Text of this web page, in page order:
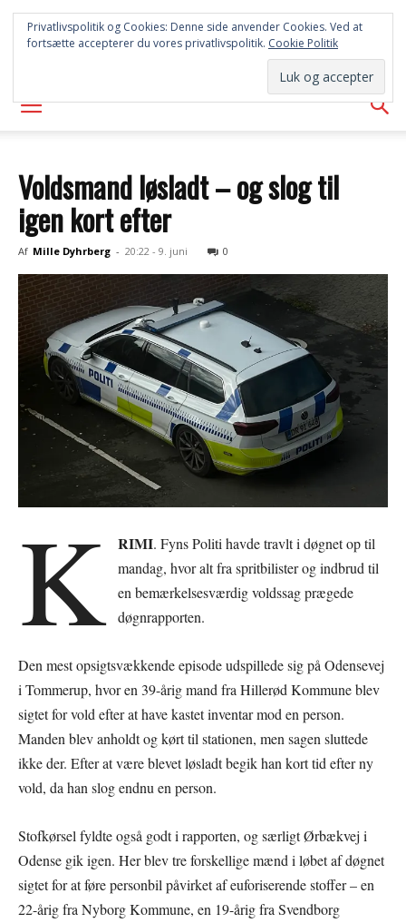
SYD
AVISEN
Voldsmand løsladt – og slog til
igen kort efter
Af Mille Dyhrberg - 20:22 - 9. juni 0
K RIMI. Fyns Politi havde travlt i døgnet op til
mandag, hvor alt fra spritbilister og indbrud til
en bemærkelsesværdig voldssag prægede
døgnrapporten.
Den mest opsigtsvækkende episode udspillede sig på Odensevej
i Tommerup, hvor en 39-årig mand fra Hillerød Kommune blev
sigtet for vold efter at have kastet inventar mod en person.
Manden blev anholdt og kørt til stationen, men sagen sluttede
ikke der. Efter at være blevet løsladt begik han kort tid efter ny
vold, da han slog endnu en person.
Stofkørsel fyldte også godt i rapporten, og særligt Ørbækvej i
Odense gik igen. Her blev tre forskellige mænd i løbet af døgnet
sigtet for at føre personbil påvirket af euforiserende stoffer – en
22-årig fra Nyborg Kommune, en 19-årig fra Svendborg
Privatlivspolitik og Cookies: Denne side anvender Cookies. Ved at
fortsætte accepterer du vores privatlivspolitik. Cookie Politik